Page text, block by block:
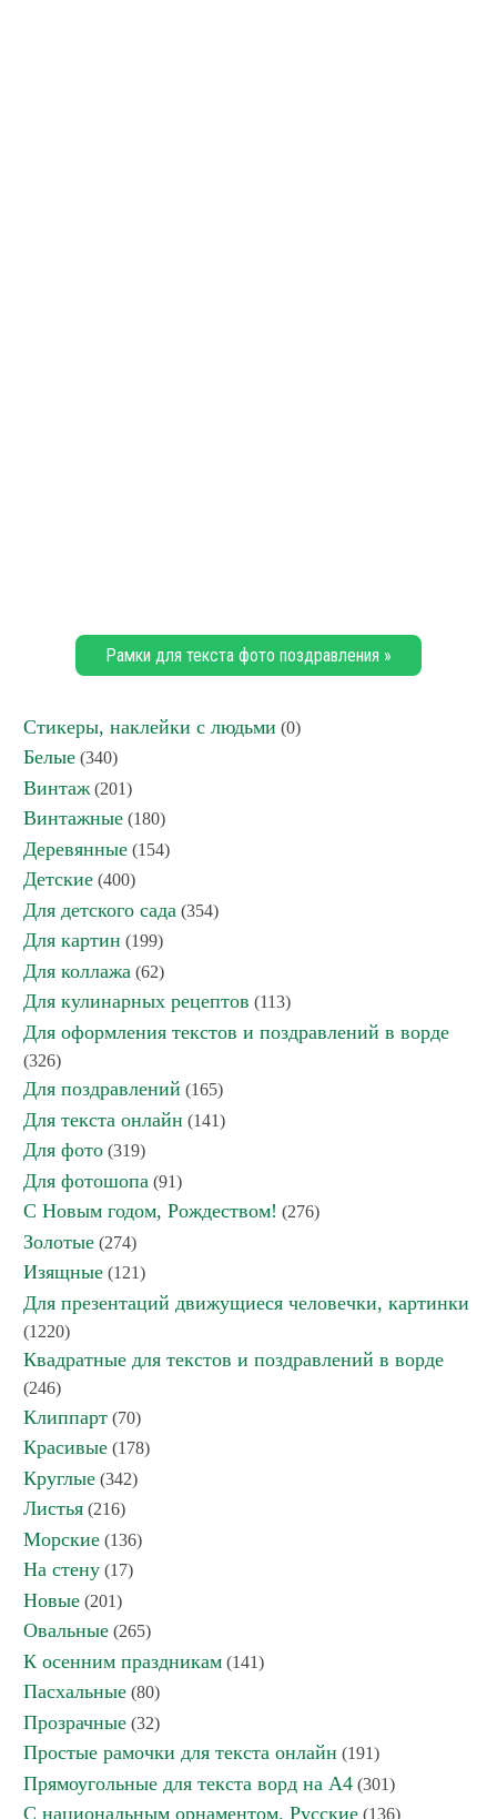
Рамки для текста фото поздравления »
Стикеры, наклейки с людьми (0)
Белые (340)
Винтаж (201)
Винтажные (180)
Деревянные (154)
Детские (400)
Для детского сада (354)
Для картин (199)
Для коллажа (62)
Для кулинарных рецептов (113)
Для оформления текстов и поздравлений в ворде
(326)
Для поздравлений (165)
Для текста онлайн (141)
Для фото (319)
Для фотошопа (91)
С Новым годом, Рождеством! (276)
Золотые (274)
Изящные (121)
Для презентаций движущиеся человечки, картинки
(1220)
Квадратные для текстов и поздравлений в ворде
(246)
Клиппарт (70)
Красивые (178)
Круглые (342)
Листья (216)
Морские (136)
На стену (17)
Новые (201)
Овальные (265)
К осенним праздникам (141)
Пасхальные (80)
Прозрачные (32)
Простые рамочки для текста онлайн (191)
Прямоугольные для текста ворд на А4 (301)
С национальным орнаментом. Русские (136)